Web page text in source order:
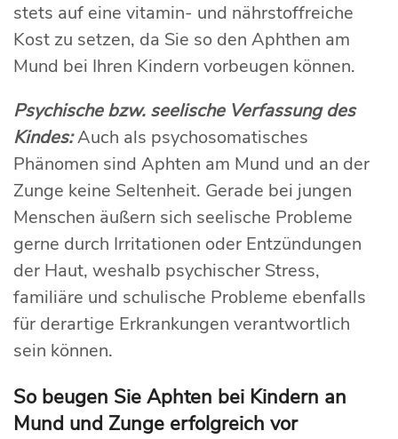
stets auf eine vitamin- und nährstoffreiche
Kost zu setzen, da Sie so den Aphthen am
Mund bei Ihren Kindern vorbeugen können.
Psychische bzw. seelische Verfassung des
Kindes:Auch als psychosomatisches
Phänomen sind Aphten am Mund und an der
Zunge keine Seltenheit. Gerade bei jungen
Menschen äußern sich seelische Probleme
gerne durch Irritationen oder Entzündungen
der Haut, weshalb psychischer Stress,
familiäre und schulische Probleme ebenfalls
für derartige Erkrankungen verantwortlich
sein können.
So beugen Sie Aphten bei Kindern an
Mund und Zunge erfolgreich vor